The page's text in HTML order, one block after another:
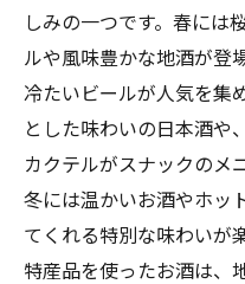
しみの一つです。春には
ルや風味豊かな地酒が登
冷たいビールが人気を集
とした味わいの日本酒や
カクテルがスナックのメ
冬には温かいお酒やホッ
てくれる特別な味わいが
特産品を使ったお酒は、